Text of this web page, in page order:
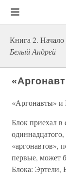
Книга 2. Начало
Белый Андрей
«Аргонавты» и
Блок приехал в
«аргонавтов»,
первые, может
Блока: Эртели,